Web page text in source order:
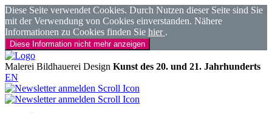
Diese Seite verwendet Cookies. Durch Nutzen dieser Seite sind Sie
mit der Verwendung von Cookies einverstanden. Nähere
Informationen zu Cookies finden Sie hier .
Diese Information nicht mehr anzeigen
Malerei Bildhauerei Design Kunst des 20. und 21. Jahrhunderts
EN